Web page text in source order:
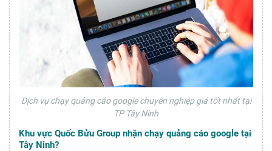
Dịch vụ chạy quảng cáo google chuyên nghiệp giá tốt nhất tại
TP Tây Ninh
Khu vực Quốc Bửu Group nhận chạy quảng cáo google tại
Tây Ninh?